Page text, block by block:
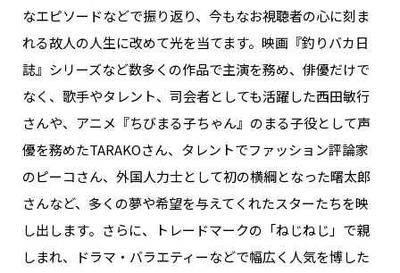
なエピソードなどで振り返り、今もなお視聴者の心に刻ま
れる故人の人生に改めて光を当てます。映画『釣りバカ日
誌』シリーズなど数多くの作品で主演を務め、俳優だけで
なく、歌手やタレント、司会者としても活躍した西田敏行
さんや、アニメ『ちびまる子ちゃん』のまる子役として声
優を務めたTARAKOさん、タレントでファッション評論家
のピーコさん、外国人力士として初の横綱となった曙太郎
さんなど、多くの夢や希望を与えてくれたスターたちを映
し出します。さらに、トレードマークの「ねじねじ」で親
しまれ、ドラマ・バラエティーなどで幅広く人気を博した